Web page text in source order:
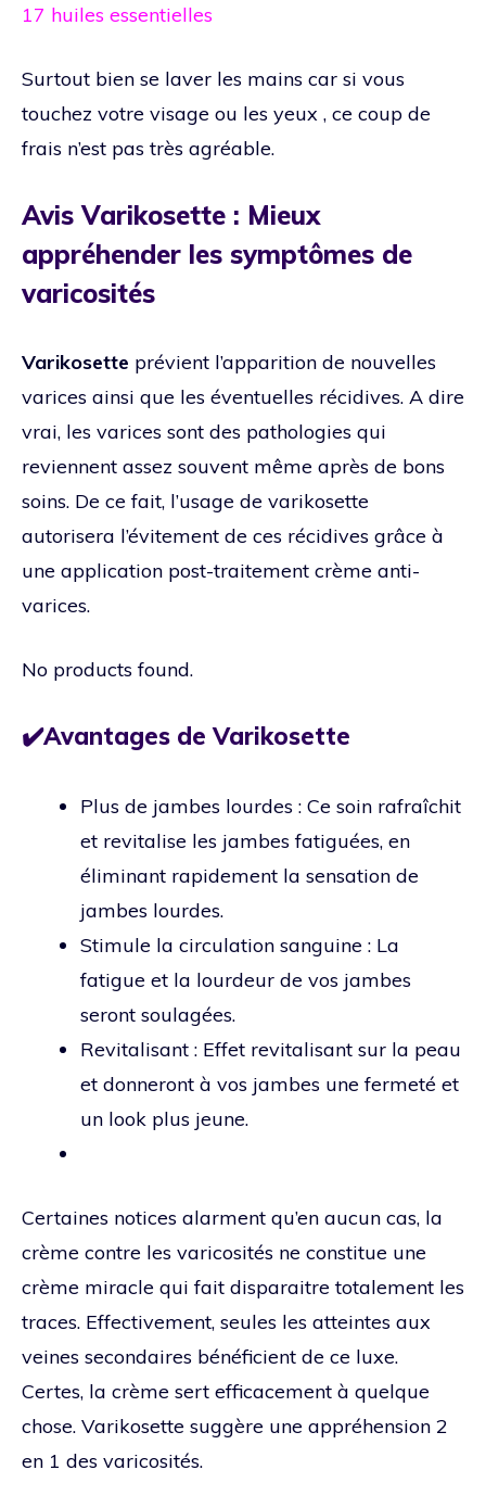
17 huiles essentielles
Surtout bien se laver les mains car si vous
touchez votre visage ou les yeux , ce coup de
frais n’est pas très agréable.
Avis Varikosette : Mieux
appréhender les symptômes de
varicosités
Varikosette prévient l’apparition de nouvelles
varices ainsi que les éventuelles récidives. A dire
vrai, les varices sont des pathologies qui
reviennent assez souvent même après de bons
soins. De ce fait, l’usage de varikosette
autorisera l’évitement de ces récidives grâce à
une application post-traitement crème anti-
varices.
No products found.
✔️Avantages de Varikosette
Plus de jambes lourdes : Ce soin rafraîchit
et revitalise les jambes fatiguées, en
éliminant rapidement la sensation de
jambes lourdes.
Stimule la circulation sanguine : La
fatigue et la lourdeur de vos jambes
seront soulagées.
Revitalisant : Effet revitalisant sur la peau
et donneront à vos jambes une fermeté et
un look plus jeune.
Certaines notices alarment qu’en aucun cas, la
crème contre les varicosités ne constitue une
crème miracle qui fait disparaitre totalement les
traces. Effectivement, seules les atteintes aux
veines secondaires bénéficient de ce luxe.
Certes, la crème sert efficacement à quelque
chose. Varikosette suggère une appréhension 2
en 1 des varicosités.